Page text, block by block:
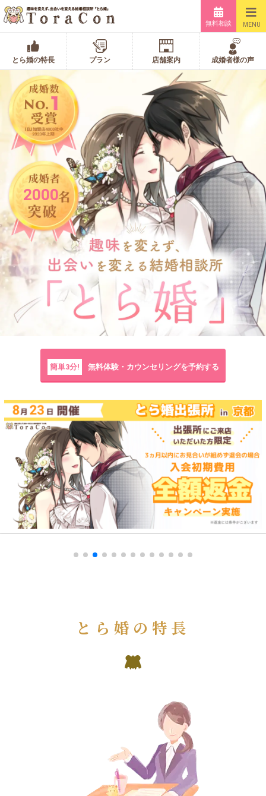
無料相談 MENU
とら婚の特長 プラン 店舗案内 成婚者様の声
2000
簡単3分! 無料体験・カウンセリングを予約する
とら婚の特長